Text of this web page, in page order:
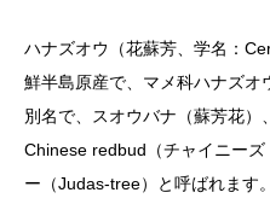
ハナズオウ（花蘇芳、学名：
鮮半島原産で、マメ科ハナズオ
別名で、スオウバナ（蘇芳花
Chinese redbud（チャイニー
ー（Judas‐tree）と呼ばれます。